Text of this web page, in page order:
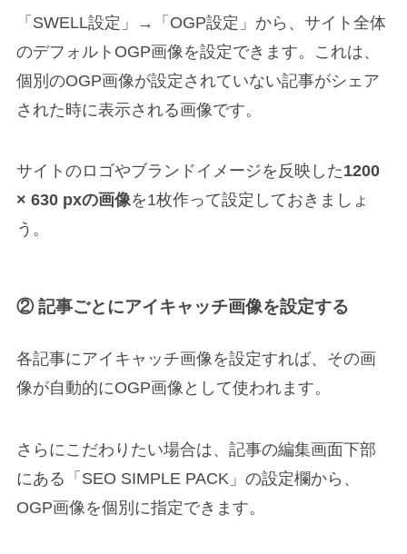
「SWELL設定」→「OGP設定」から、サイト全体
のデフォルトOGP画像を設定できます。これは、
個別のOGP画像が設定されていない記事がシェア
された時に表示される画像です。
サイトのロゴやブランドイメージを反映した1200
× 630 pxの画像を1枚作って設定しておきましょ
う。
② 記事ごとにアイキャッチ画像を設定する
各記事にアイキャッチ画像を設定すれば、その画
像が自動的にOGP画像として使われます。
さらにこだわりたい場合は、記事の編集画面下部
にある「SEO SIMPLE PACK」の設定欄から、
OGP画像を個別に指定できます。